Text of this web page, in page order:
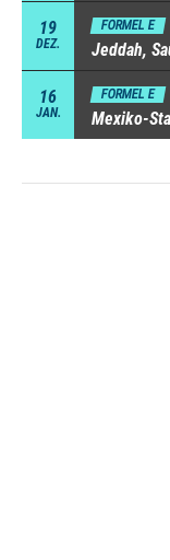
19
DEZ.
FORMEL E
Jeddah,
16
JAN.
FORMEL E
Mexiko-